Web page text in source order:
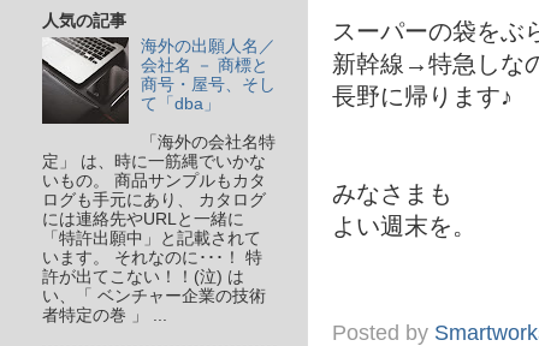
スーパーの袋をぶ
新幹線→特急しな
長野に帰ります♪
みなさまも
よい週末を。
Posted by
人気の記事
海外の出願人名／
会社名 － 商標と
商号・屋号、そし
て「dba」
「海外の会社名特
定」 は、時に一筋縄でいかな
いもの。 商品サンプルもカタ
ログも手元にあり、 カタログ
には連絡先やURLと一緒に
「特許出願中」と記載されて
います。 それなのに･･･！ 特
許が出てこない！！(泣) は
い、「 ベンチャー企業の技術
者特定の巻 」 ...